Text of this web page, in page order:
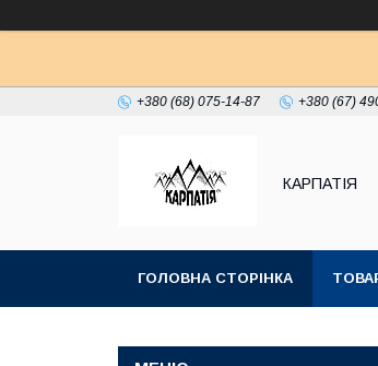
+380 (68) 075-14-87 +380 (67)
КАРПАТІЯ
ГОЛОВНА СТОРІНКА